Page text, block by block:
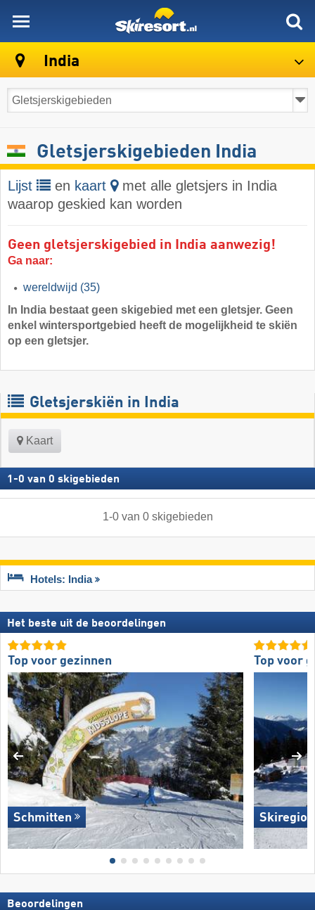
India
Gletsjerskigebieden India
Lijst en kaart
met alle gletsjers in India
waarop geskied kan worden
Geen gletsjerskigebied in India aanwezig!
Ga naar:
wereldwijd (35)
In India bestaat geen skigebied met een gletsjer. Geen
enkel wintersportgebied heeft de mogelijkheid te skiën
op een gletsjer.
Gletsjerskiën in India
Kaart
1 -0 van 0 skigebieden
1-0van 0 skigebieden
Hotels: India
Het beste uit de beoordelingen
Top voor gezinnen
Schmitten
Top voor
Beoordelingen